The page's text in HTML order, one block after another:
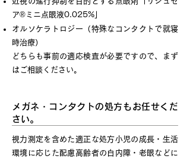
ア®ミニ点眼液0.025%」
オルソケラトロジー（特殊なコンタクトで就寝
時治療）
どちらも事前の適応検査が必要ですので、まず
はご相談ください。
メガネ・コンタクトの処方もお任せくだ
さい。
視力測定を含めた適正な処方小児の成長・生活
環境に応じた配慮高齢者の白内障・老眼などに